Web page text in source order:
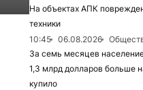
На объектах АПК
техники
10:45
06.08.2026
За семь месяцев
1,3 млрд долларов больше
купило